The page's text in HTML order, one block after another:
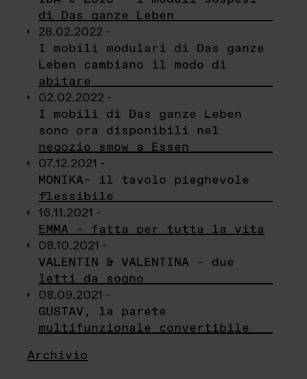
di Das ganze Leben
28.02.2022 -
I mobili modulari di Das ganze
Leben cambiano il modo di
abitare
02.02.2022 -
I mobili di Das ganze Leben
sono ora disponibili nel
negozio smow a Essen
07.12.2021 -
MONIKA– il tavolo pieghevole
flessibile
16.11.2021 -
EMMA – fatta per tutta la vita
08.10.2021 -
VALENTIN & VALENTINA – due
letti da sogno
08.09.2021 -
GUSTAV, la parete
multifunzionale convertibile
Archivio